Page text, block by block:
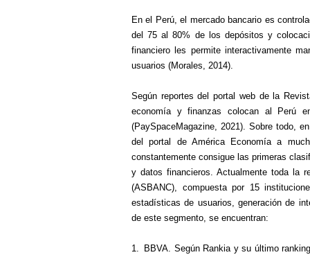
En el Perú, el mercado bancario es
del 75 al 80% de los depósitos y
financiero les permite interactivamente
usuarios (Morales, 2014).
Según reportes del portal web de la
economía y finanzas colocan al Perú
(PaySpaceMagazine, 2021). Sobre todo,
del portal de América Economía a
constantemente consigue las primeras
y datos financieros. Actualmente toda la
(ASBANC), compuesta por 15
estadísticas de usuarios, generación de
de este segmento, se encuentran:
1.
BBVA. Según Rankia y su último